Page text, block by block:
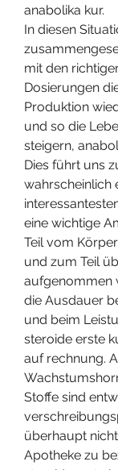
anabolika kur.
In diesen
mit den
Dosierungen
Produktion
und so die
steigern,
Dies führt uns
wahrscheinlich
eine wichtige
Teil vom
und zum Teil
aufgenommen
die Ausdauer
und beim
steroide erste
auf rechnung.
Stoffe sind
überhaupt
Apotheke zu